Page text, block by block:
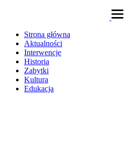
Strona główna
Aktualności
Interwencje
Historia
Zabytki
Kultura
Edukacja